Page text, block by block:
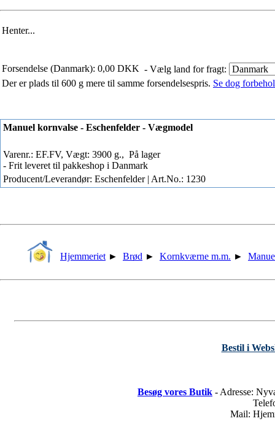
Henter...
Forsendelse (Danmark): 0,00 DKK - Vælg land for fragt:
Der er plads til 600 g mere til samme forsendelsespris. Se dog
Manuel kornvalse - Eschenfelder - Vægmodel
Varenr.: EF.FV, Vægt: 3900 g., På lager
- Frit leveret til pakkeshop i Danmark
Producent/Leverandør: Eschenfelder | Art.No.: 1230
Hjemmeriet ► Brød ► Kornkværne m.m. ►
Bestil i
Besøg vores Butik - Adresse:
Mail: